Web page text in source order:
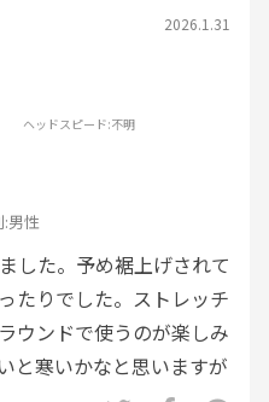
2026.1.31
ヘッドスピード:不明
:男性
した。予め裾上げされて
たりでした。ストレッチ
ウンドで使うのが楽しみ
と寒いかなと思いますが